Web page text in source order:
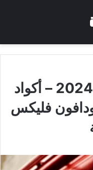
اكواد باقات فودافون 2024 – أكواد
فليكس